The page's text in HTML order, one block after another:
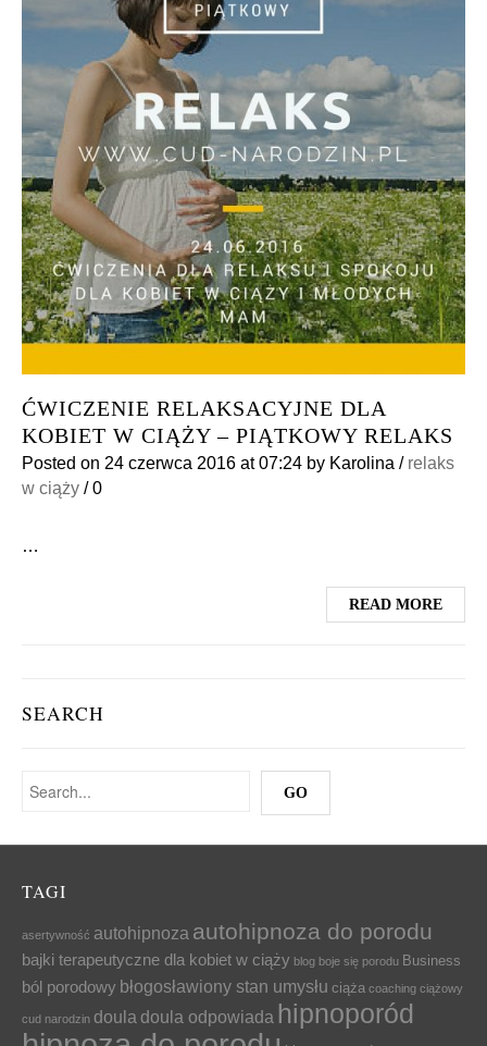
ĆWICZENIE RELAKSACYJNE DLA
KOBIET W CIĄŻY – PIĄTKOWY RELAKS
Posted on 24 czerwca 2016 at 07:24 by Karolina / relaks
w ciąży /0
…
READ MORE
SEARCH
TAGI
asertywność autohipnoza autohipnoza do porodu
bajki terapeutyczne dla kobiet w ciąży blog boje się porodu Business
ból porodowy błogosławiony stan umysłu ciąża coaching ciążowy
cud narodzin doula doula odpowiada hipnoporód